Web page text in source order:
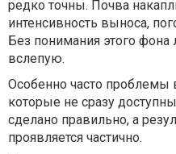
редко точны. Почва
интенсивность выноса,
Без понимания этого
вслепую.
Особенно часто проблемы
которые не сразу
сделано правильно, а
проявляется частично.